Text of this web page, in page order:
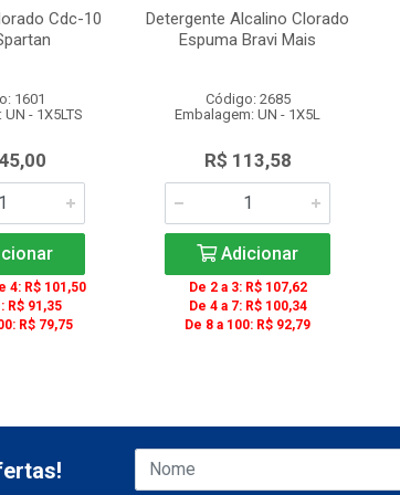
Cdc-10
1601
- 1X5LTS
4: R$ 101,50
R$ 91,35
R$ 79,75
Detergente Alcalino Clorado
Espuma Bravi Mais
Código: 2685
Embalagem: UN - 1X5L
R$ 113,58
Adicionar
De 2 a 3: R$ 107,62
De 4 a 7: R$ 100,34
De 8 a 100: R$ 92,79